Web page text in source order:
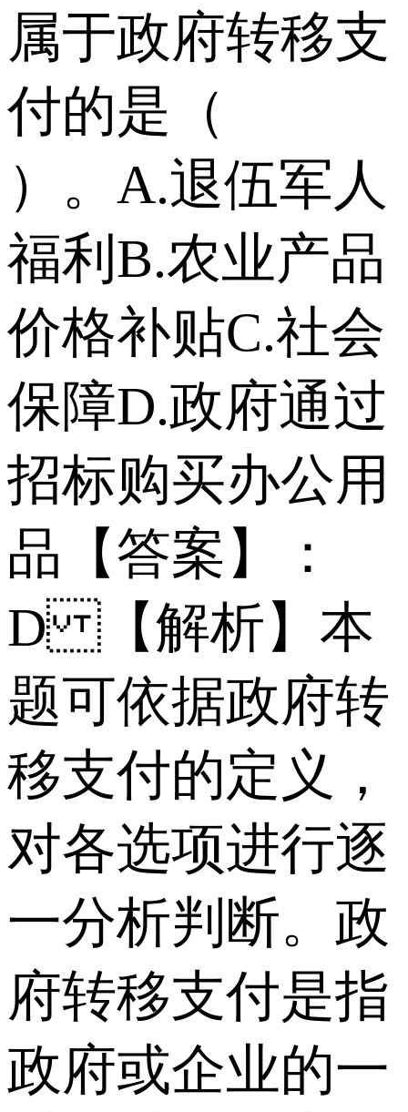
属于政府转移支
付的是（
）。 A.退伍军人
福利 B.农业产品
价格补贴 C.社会
保障 D.政府通过
招标购买办公用
品 【答案】：
D 【解析】本
题可依据政府转
移支付的定义，
对各选项进行逐
一分析判断。政
府转移支付是指
政府或企业的一